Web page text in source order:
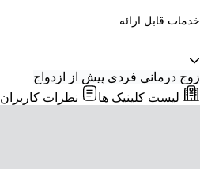
خدمات قابل ارائه
زوج درمانی فردی پیش از ازدواج
لیست کلینیک ها
نظرات کاربران